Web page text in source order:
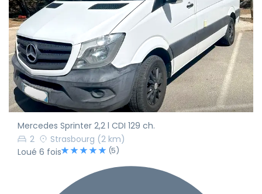
Mercedes Sprinter 2,2 l CDI 129 ch.
2
Strasbourg (2 km)
Loué 6 fois
(5)